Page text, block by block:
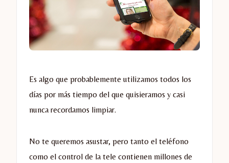
Es algo que probablemente utilizamos todos los
días por más tiempo del que quisieramos y casi
nunca recordamos limpiar.
No te queremos asustar, pero tanto el teléfono
como el control de la tele contienen millones de